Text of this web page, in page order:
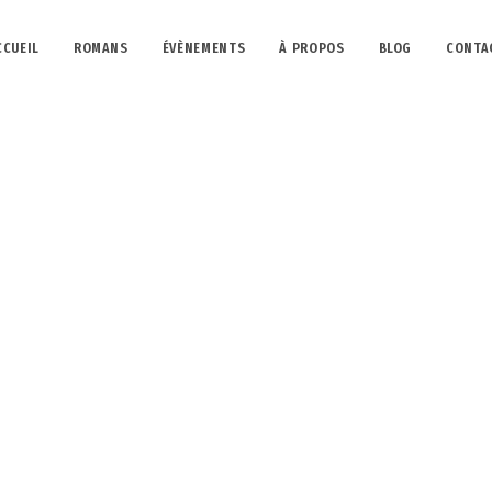
ROMANS ÉVÈNEMENTS À PROPOS BLOG